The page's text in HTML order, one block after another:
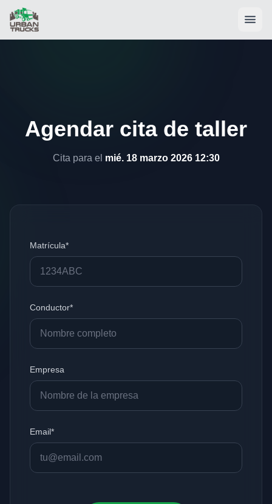
Agendar cita de taller
Cita para el mié. 18 marzo 2026 12:30
Matrícula*
Conductor*
Empresa
Email*